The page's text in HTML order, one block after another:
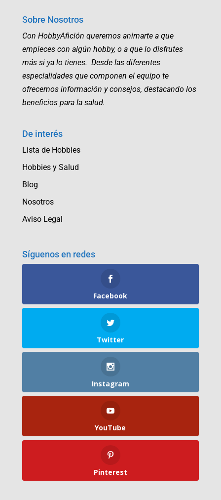
Sobre Nosotros
Con HobbyAfición queremos animarte a que
empieces con algún hobby, o a que lo disfrutes
más si ya lo tienes. Desde las diferentes
especialidades que componen el equipo te
ofrecemos información y consejos, destacando los
beneficios para la salud.
De interés
Lista de Hobbies
Hobbies y Salud
Blog
Nosotros
Aviso Legal
Síguenos en redes
Facebook
Twitter
Instagram
YouTube
Pinterest